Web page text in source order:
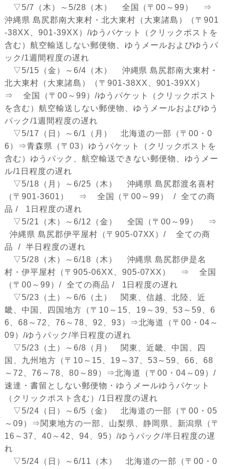
▽5/7（木）～5/28（木） 全国（〒00～99） ⇒
沖縄県 島尻郡南大東村・北大東村（大東諸島）（〒901
-38XX、901-39XX）/ゆうパケット（クリックポストを
含む）航空輸送しない郵便物、ゆうメールおよびゆうパ
ック/1週間程度の遅れ
▽5/15（金）～6/4（木） 沖縄県 島尻郡南大東村・
北大東村（大東諸島）（〒901-38XX、901-39XX）
⇒ 全国（〒00～99）/ゆうパケット（クリックポスト
を含む）航空輸送しない郵便物、ゆうメールおよびゆう
パック/1週間程度の遅れ
▽5/17（日）～6/1（月） 北海道の一部（〒00・0
6）⇒青森県（〒03）ゆうパケット（クリックポストを
含む）ゆうパック、航空輸送できない郵便物、ゆうメー
ル/1日程度の遅れ
▽5/18（月）～6/25（木） 沖縄県 島尻郡渡名喜村
（〒901-3601） ⇒ 全国（〒00～99） / 全ての商
品 / 1日程度の遅れ
▽5/21（木）～6/12（金） 全国（〒00～99） ⇒
沖縄県 島尻郡伊平屋村（〒905-07XX）/ 全ての商
品 / 半日程度の遅れ
▽5/28（木）～6/18（木） 沖縄県 島尻郡伊是名
村・伊平屋村（〒905-06XX、905-07XX） ⇒ 全国
（〒00～99）/ 全ての商品 / 1日程度の遅れ
▽5/23（土）～6/6（土） 関東、信越、北陸、近
畿、中国、四国地方（〒10～15、19～39、53～59、6
6、68～72、76～78、92、93）⇒北海道（〒00・04～
09）/ゆうパック/半日程度の遅れ
▽5/23（土）～6/8（月） 関東、近畿、中国、四
国、九州地方（〒10～15、19～37、53～59、66、68
～72、76～78、80～89）⇒北海道（〒00・04～09）/
速達・書留としない郵便物・ゆうメールゆうパケット
（クリックポスト含む）/1日程度の遅れ
▽5/24（日）～6/5（金） 北海道の一部（〒00・05
～09）⇒関東地方の一部、山梨県、静岡県、新潟県（〒
16～37、40～42、94、95）/ゆうパック/半日程度の遅
れ
▽5/24（日）～6/11（木） 北海道の一部（〒00・0